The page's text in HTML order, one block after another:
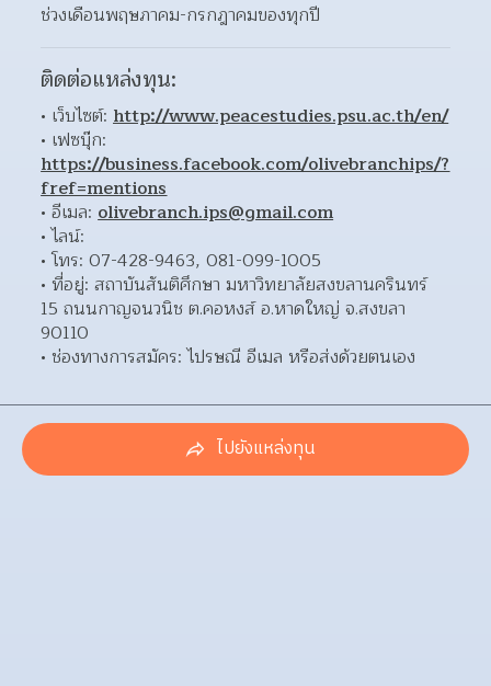
ช่วงเดือนพฤษภาคม-กรกฎาคมของทุกปี
ติดต่อแหล่งทุน:
เว็บไซต์: http://www.peacestudies.psu.ac.th/en/
https://business.facebook.com/olivebranchips/?
fref=mentions
อีเมล: olivebranch.ips@gmail.com
ไลน์:
โทร: 07-428-9463, 081-099-1005
ที่อยู่: สถาบันสันติศึกษา มหาวิทยาลัยสงขลานครินทร์
15 ถนนกาญจนวนิช ต.คอหงส์ อ.หาดใหญ่ จ.สงขลา
90110
ช่องทางการสมัคร: ไปรษณี อีเมล หรือส่งด้วยตนเอง
ไปยังแหล่งทุน